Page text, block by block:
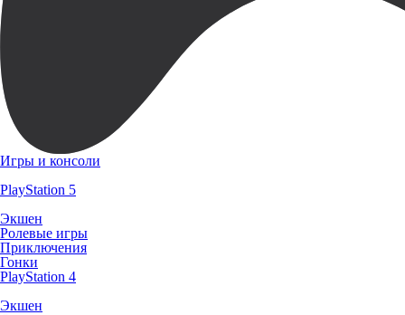
Игры и консоли
PlayStation 5
Экшен
Ролевые игры
Приключения
Гонки
PlayStation 4
Экшен